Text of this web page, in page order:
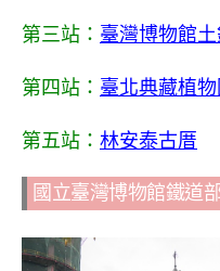
第三站： 臺灣博物館
第四站： 臺北典藏植物
第五站： 林安泰古厝
國立臺灣博物館鐵道